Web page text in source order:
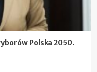
Polska 2050.